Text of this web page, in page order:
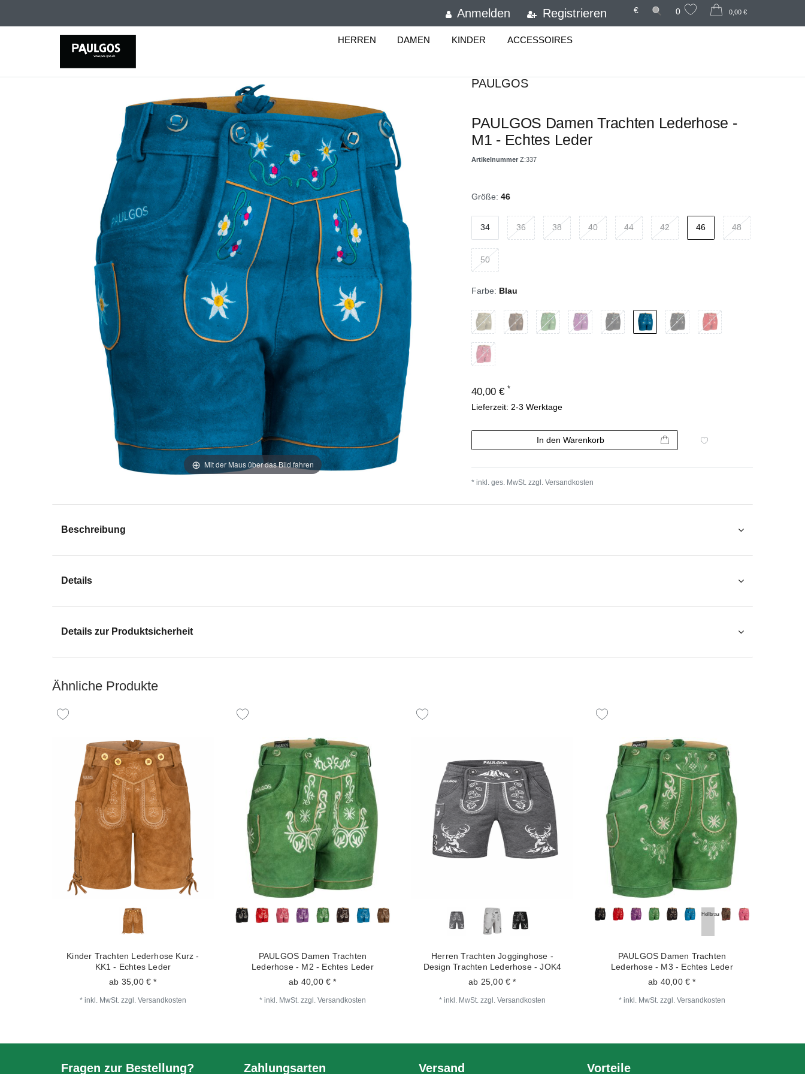
Anmelden Registrieren € 0 0,00 €
HERREN DAMEN KINDER ACCESSOIRES
Mit der Maus über das Bild fahren
PAULGOS
PAULGOS Damen Trachten Lederhose -
M1 - Echtes Leder
Artikelnummer Z:337
Größe: 46
34 36 38 40 44 42 46 48
50
Farbe: Blau
40,00 € *
Lieferzeit: 2-3 Werktage
In den Warenkorb
* inkl. ges. MwSt. zzgl. Versandkosten
Beschreibung
Details
Details zur Produktsicherheit
Ähnliche Produkte
Kinder Trachten Lederhose Kurz -
KK1 - Echtes Leder
ab 35,00 € *
* inkl. MwSt. zzgl. Versandkosten
PAULGOS Damen Trachten
Lederhose - M2 - Echtes Leder
ab 40,00 € *
* inkl. MwSt. zzgl. Versandkosten
Herren Trachten Jogginghose -
Design Trachten Lederhose - JOK4
ab 25,00 € *
* inkl. MwSt. zzgl. Versandkosten
Hellbraun
PAULGOS Damen Trachten
Lederhose - M3 - Echtes Leder
ab 40,00 € *
* inkl. MwSt. zzgl. Versandkosten
Fragen zur Bestellung? Zahlungsarten Versand Vorteile